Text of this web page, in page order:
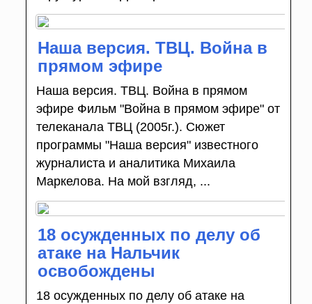
Наша версия. ТВЦ. Война в
прямом эфире
Наша версия. ТВЦ. Война в прямом
эфире Фильм "Война в прямом эфире" от
телеканала ТВЦ (2005г.). Сюжет
программы "Наша версия" известного
журналиста и аналитика Михаила
Маркелова. На мой взгляд, ...
18 осужденных по делу об
атаке на Нальчик
освобождены
18 осужденных по делу об атаке на